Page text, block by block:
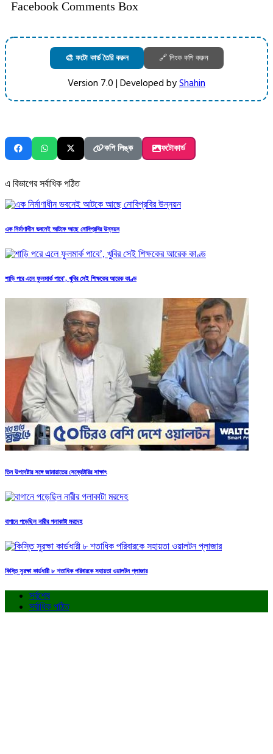
Facebook Comments Box
🎨 ফটো কার্ড তৈরি করুন 🔗 লিংক কপি করুন
Version 7.0 | Developed byShahin
কপি লিঙ্ক ফটোকার্ড
এ বিভাগের সর্বাধিক পঠিত
এক নির্মাণাধীন ভবনেই আটকে আছে নোবিপ্রবির উন্নয়ন
শাড়ি পরে এলে ফুলমার্ক পাবে’, খুবির সেই শিক্ষকের আরেক কাণ্ড
তিন উপদেষ্টার সঙ্গে জামায়াতের সেক্রেটারির সাক্ষাৎ
বাগানে পড়েছিল নারীর গলাকাটা মরদেহ
কিস্তি সুরক্ষা কার্ডধারী ৮ শতাধিক পরিবারকে সহায়তা ওয়ালটন প্লাজার
সর্বশেষ
সর্বাধিক পঠিত